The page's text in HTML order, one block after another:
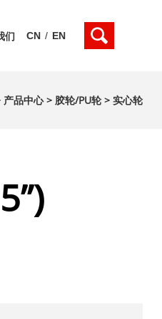
们 CN / EN
产品中心> 胶轮/PU轮>实心轮